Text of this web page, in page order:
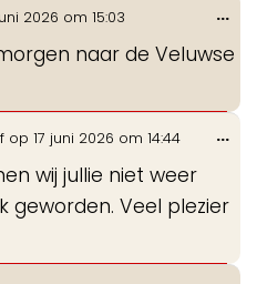
2026 om 15:03
naar de Veluwse
...
op 17 juni 2026 om 14:44
wij jullie niet weer
geworden. Veel plezier
...